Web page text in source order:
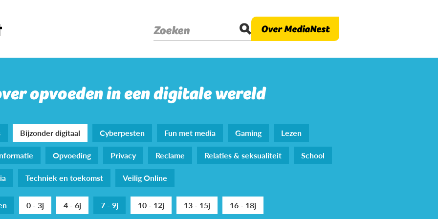
Zoeken Over MediaNest
opvoeden in een digitale wereld
Bijzonder digitaal Cyberpesten Fun met media Gaming
Lezen
Opvoeding Privacy Reclame Relaties & seksualiteit
School
Techniek en toekomst Veilig Online
0 - 3j 4 - 6j 7 - 9j 10 - 12j 13 - 15j 16 - 18j